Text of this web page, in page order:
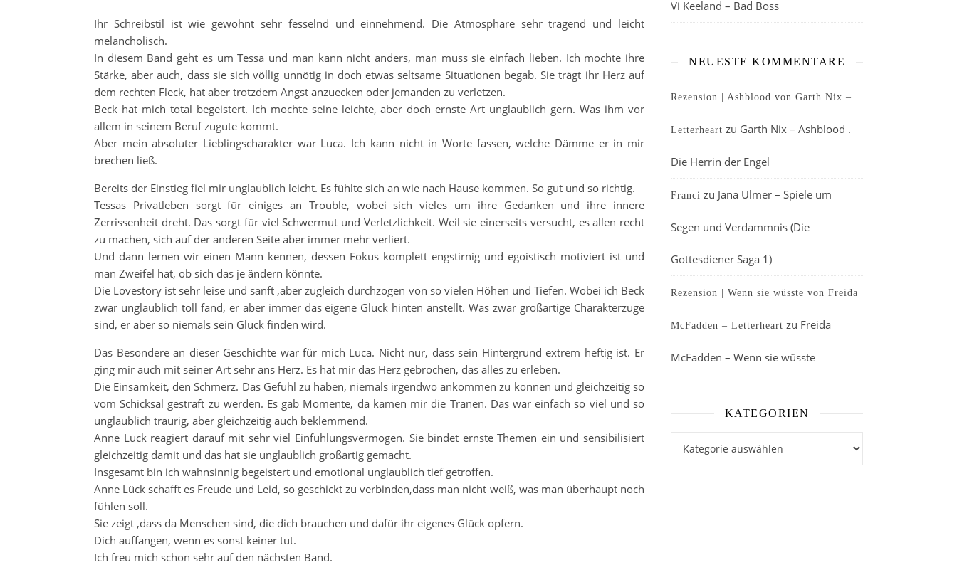
Ihr Schreibstil ist wie gewohnt sehr fesselnd und einnehmend. Die Atmosphäre sehr tragend und leicht
melancholisch.
In diesem Band geht es um Tessa und man kann nicht anders, man muss sie einfach lieben. Ich mochte ihre
Stärke, aber auch, dass sie sich völlig unnötig in doch etwas seltsame Situationen begab. Sie trägt ihr Herz auf
dem rechten Fleck, hat aber trotzdem Angst anzuecken oder jemanden zu verletzen.
Beck hat mich total begeistert. Ich mochte seine leichte, aber doch ernste Art unglaublich gern. Was ihm vor
allem in seinem Beruf zugute kommt.
Aber mein absoluter Lieblingscharakter war Luca. Ich kann nicht in Worte fassen, welche Dämme er in mir
brechen ließ.
Bereits der Einstieg fiel mir unglaublich leicht. Es fühlte sich an wie nach Hause kommen. So gut und so richtig.
Tessas Privatleben sorgt für einiges an Trouble, wobei sich vieles um ihre Gedanken und ihre innere
Zerrissenheit dreht. Das sorgt für viel Schwermut und Verletzlichkeit. Weil sie einerseits versucht, es allen recht
zu machen, sich auf der anderen Seite aber immer mehr verliert.
Und dann lernen wir einen Mann kennen, dessen Fokus komplett engstirnig und egoistisch motiviert ist und
man Zweifel hat, ob sich das je ändern könnte.
Die Lovestory ist sehr leise und sanft ,aber zugleich durchzogen von so vielen Höhen und Tiefen. Wobei ich Beck
zwar unglaublich toll fand, er aber immer das eigene Glück hinten anstellt. Was zwar großartige Charakterzüge
sind, er aber so niemals sein Glück finden wird.
Das Besondere an dieser Geschichte war für mich Luca. Nicht nur, dass sein Hintergrund extrem heftig ist. Er
ging mir auch mit seiner Art sehr ans Herz. Es hat mir das Herz gebrochen, das alles zu erleben.
Die Einsamkeit, den Schmerz. Das Gefühl zu haben, niemals irgendwo ankommen zu können und gleichzeitig so
vom Schicksal gestraft zu werden. Es gab Momente, da kamen mir die Tränen. Das war einfach so viel und so
unglaublich traurig, aber gleichzeitig auch beklemmend.
Anne Lück reagiert darauf mit sehr viel Einfühlungsvermögen. Sie bindet ernste Themen ein und sensibilisiert
gleichzeitig damit und das hat sie unglaublich großartig gemacht.
Insgesamt bin ich wahnsinnig begeistert und emotional unglaublich tief getroffen.
Anne Lück schafft es Freude und Leid, so geschickt zu verbinden,dass man nicht weiß, was man überhaupt noch
fühlen soll.
Sie zeigt ,dass da Menschen sind, die dich brauchen und dafür ihr eigenes Glück opfern.
Dich auffangen, wenn es sonst keiner tut.
Ich freu mich schon sehr auf den nächsten Band.
Vi Keeland – Bad Boss
NEUESTE KOMMENTARE
Rezension | Ashblood von Garth Nix –
Letterheart zu Garth Nix – Ashblood .
Die Herrin der Engel
Franci zu Jana Ulmer – Spiele um
Segen und Verdammnis (Die
Gottesdiener Saga 1)
Rezension | Wenn sie wüsste von Freida
McFadden – Letterheart zu Freida
McFadden – Wenn sie wüsste
KATEGORIEN